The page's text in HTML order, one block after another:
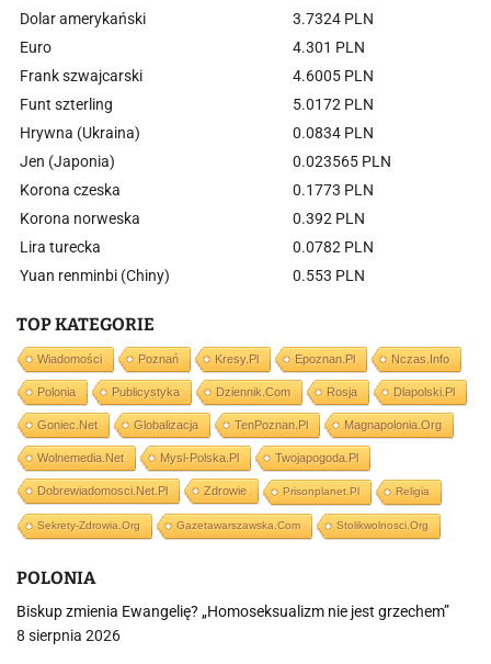
Dolar amerykański
3.7324 PLN
Euro
4.301 PLN
Frank szwajcarski
4.6005 PLN
Funt szterling
5.0172 PLN
Hrywna (Ukraina)
0.0834 PLN
Jen (Japonia)
0.023565 PLN
Korona czeska
0.1773 PLN
Korona norweska
0.392 PLN
Lira turecka
0.0782 PLN
Yuan renminbi (Chiny)
0.553 PLN
TOP KATEGORIE
Wiadomości Poznań Kresy.pl Epoznan.pl Nczas.info
Polonia Publicystyka Dziennik.com Rosja Dlapolski.pl
Goniec.net Globalizacja TenPoznan.pl Magnapolonia.org
Wolnemedia.net Mysl-Polska.pl Twojapogoda.pl
Dobrewiadomosci.net.pl Zdrowie Prisonplanet.pl Religia
Sekrety-Zdrowia.org Gazetawarszawska.com Stolikwolnosci.org
POLONIA
Biskup zmienia Ewangelię? „Homoseksualizm nie jest grzechem”
8 sierpnia 2026